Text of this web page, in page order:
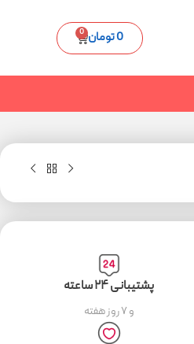
0تومان 0
پشتیبانی ۲۴ ساعته
و ۷ روز هفته